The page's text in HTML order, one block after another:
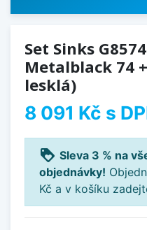
Set Sinks
Metalblack 74
lesklá)
8 091 Kč s
loyalty Sleva 3 % na
objednávky!
Kč a v košíku